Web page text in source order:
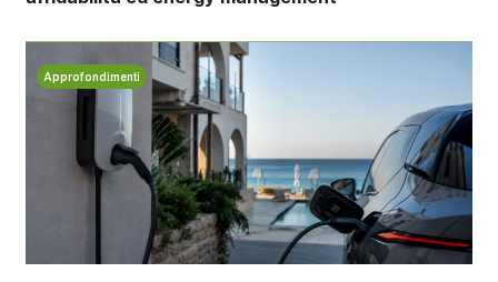
Approfondimenti